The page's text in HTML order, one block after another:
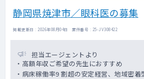
静岡県焼津市／眼科医の募集
掲載更新日 : 2026年08月04日 案件番号 : 25-JV308422
担当エージェントより
・高額年収ご希望の先生におすすめ
・病床稼働率9 割超の安定経営、地域密